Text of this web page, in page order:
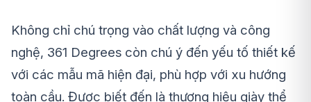
Không chỉ chú trọng vào chất lượng và công
nghệ, 361 Degrees còn chú ý đến yếu tố thiết kế
với các mẫu mã hiện đại, phù hợp với xu hướng
toàn cầu. Được biết đến là thương hiệu giày thể